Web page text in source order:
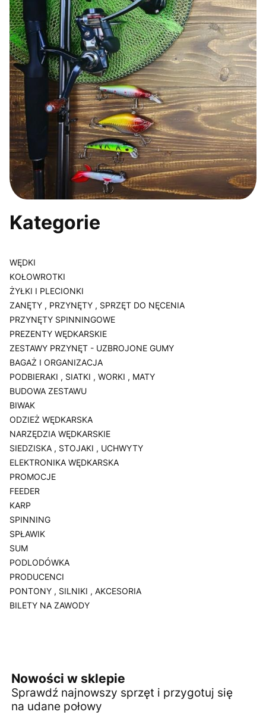
Kategorie
WĘDKI
KOŁOWROTKI
ŻYŁKI I PLECIONKI
ZANĘTY , PRZYNĘTY , SPRZĘT DO NĘCENIA
PRZYNĘTY SPINNINGOWE
PREZENTY WĘDKARSKIE
ZESTAWY PRZYNĘT - UZBROJONE GUMY
BAGAŻ I ORGANIZACJA
PODBIERAKI , SIATKI , WORKI , MATY
BUDOWA ZESTAWU
BIWAK
ODZIEŻ WĘDKARSKA
NARZĘDZIA WĘDKARSKIE
SIEDZISKA , STOJAKI , UCHWYTY
ELEKTRONIKA WĘDKARSKA
PROMOCJE
FEEDER
KARP
SPINNING
SPŁAWIK
SUM
PODLODÓWKA
PRODUCENCI
PONTONY , SILNIKI , AKCESORIA
BILETY NA ZAWODY
Nowości w sklepie
Sprawdź najnowszy sprzęt i przygotuj się
na udane połowy